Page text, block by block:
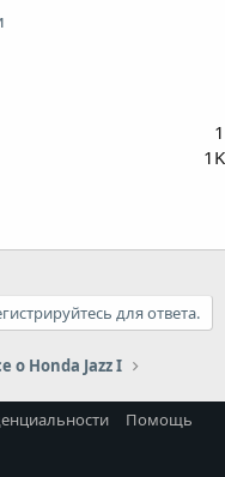
1
1K
для ответа.
о Honda Jazz I
Помощь